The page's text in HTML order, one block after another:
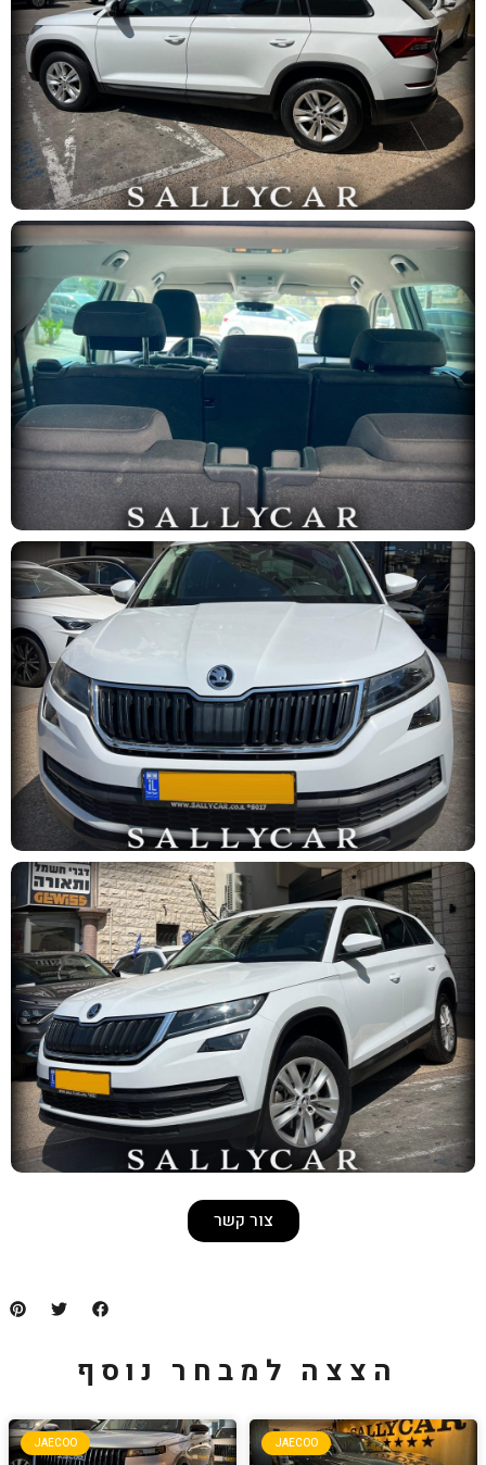
נוסף
JAECOO